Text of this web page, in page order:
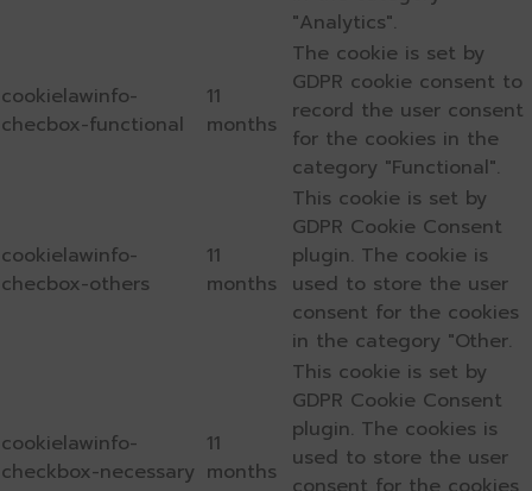
"Analytics".
cookielawinfo-
checbox-functional
11
months
The cookie is set by
GDPR cookie consent to
record the user consent
for the cookies in the
category "Functional".
cookielawinfo-
checbox-others
11
months
This cookie is set by
GDPR Cookie Consent
plugin. The cookie is
used to store the user
consent for the cookies
in the category "Other.
cookielawinfo-
checkbox-necessary
11
months
This cookie is set by
GDPR Cookie Consent
plugin. The cookies is
used to store the user